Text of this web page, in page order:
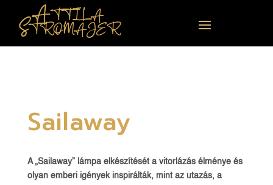
Attila
Stromajer
Sailaway
A „Sailaway” lámpa elkészítését a vitorlázás élménye és
olyan emberi igények inspirálták, mint az utazás, a